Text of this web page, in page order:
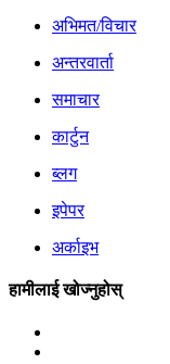
अभिमत/विचार
अन्तरवार्ता
समाचार
कार्टुन
ब्लग
इपेपर
अर्काइभ
हामीलाई खोज्नुहोस्